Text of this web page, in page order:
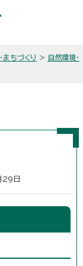
まちづくり > 自然環境・
29日